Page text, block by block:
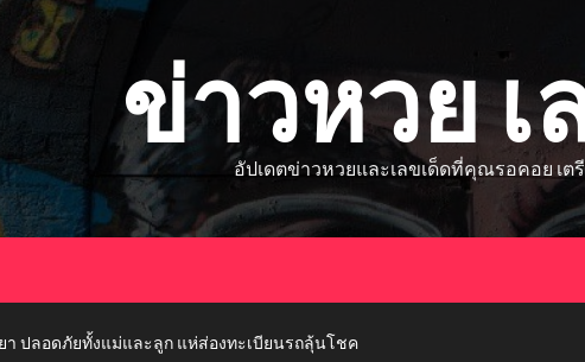
ข่าวหวย เ
อัปเดตข่าวหวยและเลขเด็ดที่คุณรอคอย เต
ปลอดภัยทั้งแม่และลูก แห่ส่องทะเบียนรถลุ้นโชค